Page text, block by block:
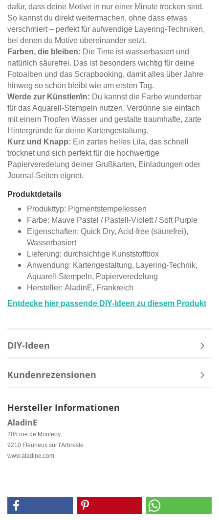
dafür, dass deine Motive in nur einer Minute trocken sind.
So kannst du direkt weitermachen, ohne dass etwas
verschmiert – perfekt für aufwendige Layering-Techniken,
bei denen du Motive übereinander setzt.
Farben, die bleiben: Die Tinte ist wasserbasiert und
natürlich säurefrei. Das ist besonders wichtig für deine
Fotoalben und das Scrapbooking, damit alles über Jahre
hinweg so schön bleibt wie am ersten Tag.
Werde zur Künstler/in: Du kannst die Farbe wunderbar
für das Aquarell-Stempeln nutzen. Verdünne sie einfach
mit einem Tropfen Wasser und gestalte traumhafte, zarte
Hintergründe für deine Kartengestaltung.
Kurz und Knapp: Ein zartes helles Lila, das schnell
trocknet und sich perfekt für die hochwertige
Papierveredelung deiner Grußkarten, Einladungen oder
Journal-Seiten eignet.
Produktdetails
Produkttyp: Pigmentstempelkissen
Farbe: Mauve Pastel / Pastell-Violett / Soft Purple
Eigenschaften: Quick Dry, Acid-free (säurefrei),
Wasserbasiert
Lieferung: durchsichtige Kunststoffbox
Anwendung: Kartengestaltung, Layering-Technik,
Aquarell-Stempeln, Papierveredelung
Hersteller: AladinE, Frankreich
Entdecke hier passende DIY-Ideen zu diesem Produkt
DIY-Ideen
Kundenrezensionen
Hersteller Informationen
AladinE
205 rue de Montepy
9210 Fleurieux sur l'Arbresle
www.aladine.com